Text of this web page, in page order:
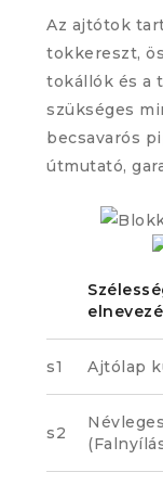
Az ajtótok
tokkereszt,
tokállók és a
szükséges
becsavarós
útmutató,
s1 Ajtólap
s2